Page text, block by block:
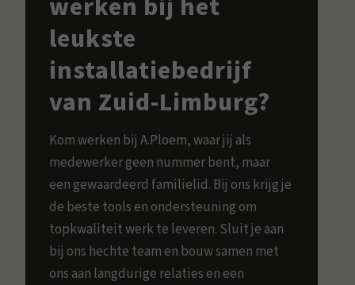
leukste
installatiebedrijf
van Zuid-Limburg?
Kom werken bij A.Ploem, waar jij als
medewerker geen nummer bent, maar
een gewaardeerd familielid. Bij ons krijg je
de beste tools en ondersteuning om
topkwaliteit werk te leveren. Sluit je aan
bij ons hechte team en bouw samen met
ons aan langdurige relaties en een